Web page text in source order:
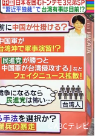
©️ABCテレビ